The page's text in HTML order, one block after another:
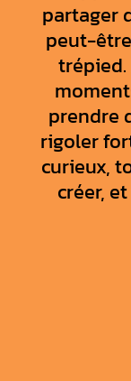
partager
peut-
trépied.
prendre
rigoler
curieux,
créer,